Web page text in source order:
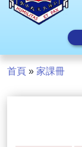
首頁 » 家課冊